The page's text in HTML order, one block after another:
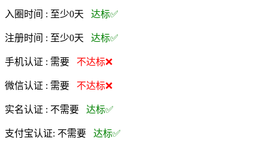
入圈时间 : 至少0天 达标✅
注册时间 : 至少0天 达标✅
手机认证 : 需要 不达标❌
微信认证 : 需要 不达标❌
实名认证 : 不需要 达标✅
支付宝认证: 不需要 达标✅